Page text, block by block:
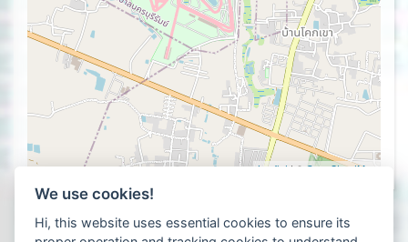
Leaflet | © OpenStreetMap
We use cookies!
Hi, this website uses essential cookies to ensure its